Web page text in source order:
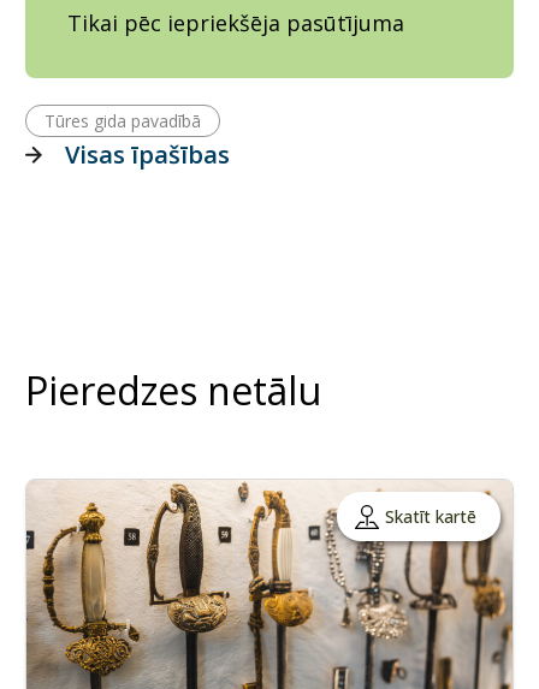
Tikai pēc iepriekšēja pasūtījuma
Tūres gida pavadībā
Visas īpašības
Pieredzes netālu
Skatīt kartē